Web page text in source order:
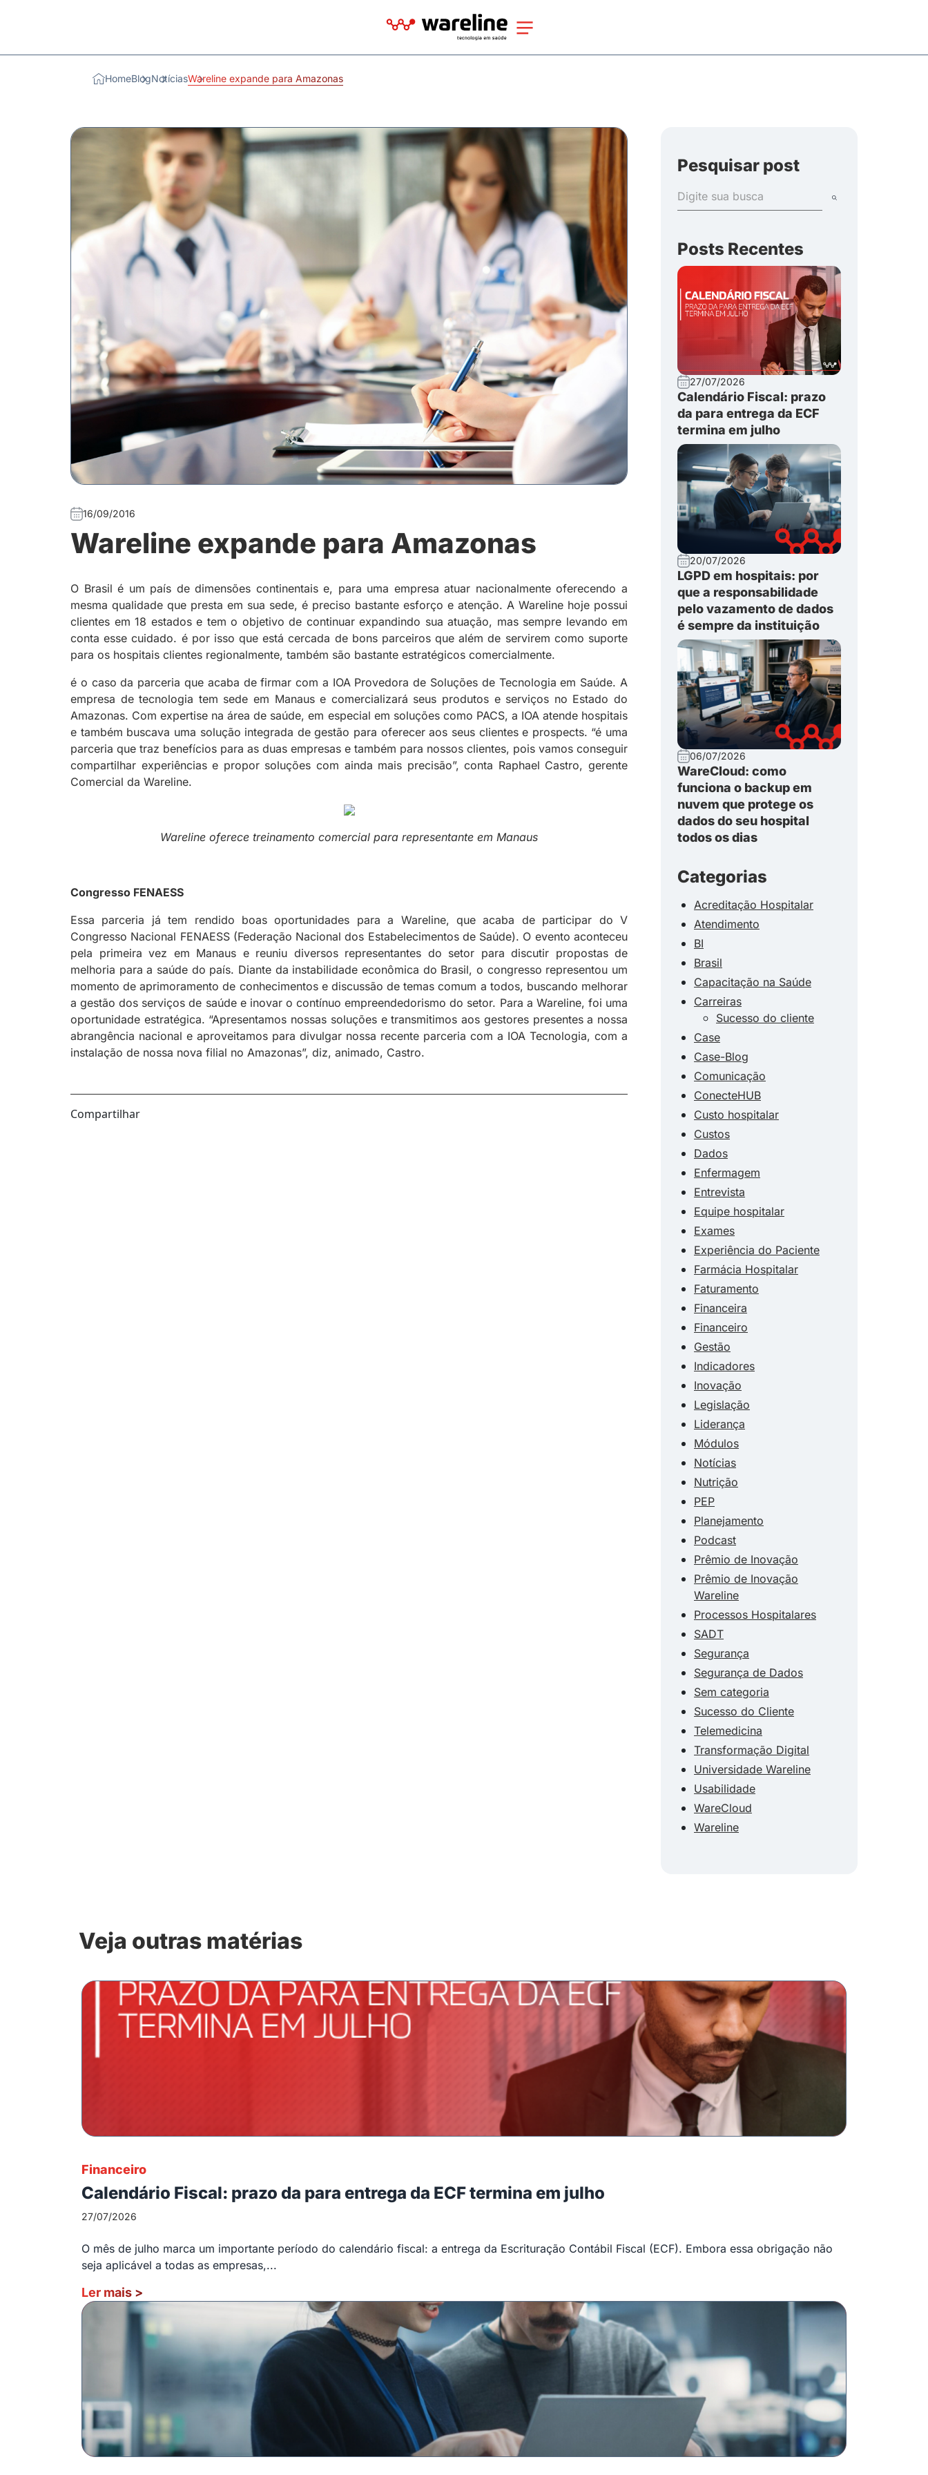
HomeBlogNotíciasWareline expande para Amazonas
16/09/2016
Wareline expande para Amazonas
O Brasil é um país de dimensões continentais e, para uma empresa atuar nacionalmente oferecendo a
mesma qualidade que presta em sua sede, é preciso bastante esforço e atenção. A Wareline hoje possui
clientes em 18 estados e tem o objetivo de continuar expandindo sua atuação, mas sempre levando em
conta esse cuidado. é por isso que está cercada de bons parceiros que além de servirem como suporte
para os hospitais clientes regionalmente, também são bastante estratégicos comercialmente.
é o caso da parceria que acaba de firmar com a IOA Provedora de Soluções de Tecnologia em Saúde. A
empresa de tecnologia tem sede em Manaus e comercializará seus produtos e serviços no Estado do
Amazonas. Com expertise na área de saúde, em especial em soluções como PACS, a IOA atende hospitais
e também buscava uma solução integrada de gestão para oferecer aos seus clientes e prospects. “é uma
parceria que traz benefícios para as duas empresas e também para nossos clientes, pois vamos conseguir
compartilhar experiências e propor soluções com ainda mais precisão”, conta Raphael Castro, gerente
Comercial da Wareline.
Wareline oferece treinamento comercial para representante em Manaus
Congresso FENAESS
Essa parceria já tem rendido boas oportunidades para a Wareline, que acaba de participar do V
Congresso Nacional FENAESS (Federação Nacional dos Estabelecimentos de Saúde). O evento aconteceu
pela primeira vez em Manaus e reuniu diversos representantes do setor para discutir propostas de
melhoria para a saúde do país. Diante da instabilidade econômica do Brasil, o congresso representou um
momento de aprimoramento de conhecimentos e discussão de temas comum a todos, buscando melhorar
a gestão dos serviços de saúde e inovar o contínuo empreendedorismo do setor. Para a Wareline, foi uma
oportunidade estratégica. “Apresentamos nossas soluções e transmitimos aos gestores presentes a nossa
abrangência nacional e aproveitamos para divulgar nossa recente parceria com a IOA Tecnologia, com a
instalação de nossa nova filial no Amazonas”, diz, animado, Castro.
Compartilhar
Pesquisar post
Posts Recentes
27/07/2026
Calendário Fiscal: prazo
da para entrega da ECF
termina em julho
20/07/2026
LGPD em hospitais: por
que a responsabilidade
pelo vazamento de dados
é sempre da instituição
06/07/2026
WareCloud: como
funciona o backup em
nuvem que protege os
dados do seu hospital
todos os dias
Categorias
Acreditação Hospitalar
Atendimento
BI
Brasil
Capacitação na Saúde
Carreiras
Sucesso do cliente
Case
Case-Blog
Comunicação
ConecteHUB
Custo hospitalar
Custos
Dados
Enfermagem
Entrevista
Equipe hospitalar
Exames
Experiência do Paciente
Farmácia Hospitalar
Faturamento
Financeira
Financeiro
Gestão
Indicadores
Inovação
Legislação
Liderança
Módulos
Notícias
Nutrição
PEP
Planejamento
Podcast
Prêmio de Inovação
Prêmio de Inovação
Wareline
Processos Hospitalares
SADT
Segurança
Segurança de Dados
Sem categoria
Sucesso do Cliente
Telemedicina
Transformação Digital
Universidade Wareline
Usabilidade
WareCloud
Wareline
Veja outras matérias
Financeiro
Calendário Fiscal: prazo da para entrega da ECF termina em julho
27/07/2026
O mês de julho marca um importante período do calendário fiscal: a entrega da Escrituração Contábil Fiscal (ECF). Embora essa obrigação não
seja aplicável a todas as empresas,...
Ler mais >